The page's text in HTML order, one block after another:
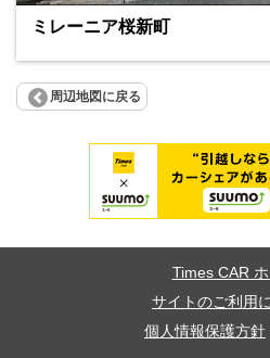
ミレーニア桜新町
周辺地図に戻る
Times CAR
サイトのご利用
個人情報保護方針